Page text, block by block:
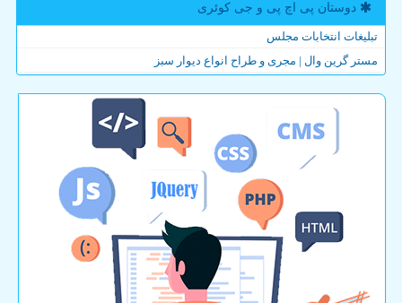
دوستان پی اچ پی و جی كوئری
تبلیغات انتخابات مجلس
مستر گرین وال | مجری و طراح انواع دیوار سبز